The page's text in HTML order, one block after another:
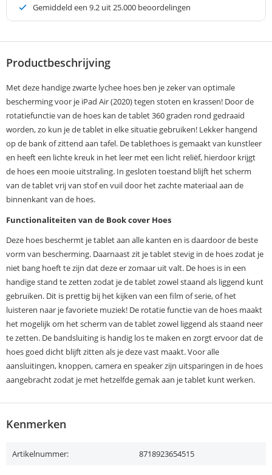
Gemiddeld een 9.2 uit 25.000 beoordelingen
Productbeschrijving
Met deze handige zwarte lychee hoes ben je zeker van optimale
bescherming voor je iPad Air (2020) tegen stoten en krassen! Door de
rotatiefunctie van de hoes kan de tablet 360 graden rond gedraaid
worden, zo kun je de tablet in elke situatie gebruiken! Lekker hangend
op de bank of zittend aan tafel. De tablethoes is gemaakt van kunstleer
en heeft een lichte kreuk in het leer met een licht reliëf, hierdoor krijgt
de hoes een mooie uitstraling. In gesloten toestand blijft het scherm
van de tablet vrij van stof en vuil door het zachte materiaal aan de
binnenkant van de hoes.
Functionaliteiten van de Book cover Hoes
Deze hoes beschermt je tablet aan alle kanten en is daardoor de beste
vorm van bescherming. Daarnaast zit je tablet stevig in de hoes zodat je
niet bang hoeft te zijn dat deze er zomaar uit valt. De hoes is in een
handige stand te zetten zodat je de tablet zowel staand als liggend kunt
gebruiken. Dit is prettig bij het kijken van een film of serie, of het
luisteren naar je favoriete muziek! De rotatie functie van de hoes maakt
het mogelijk om het scherm van de tablet zowel liggend als staand neer
te zetten. De bandsluiting is handig los te maken en zorgt ervoor dat de
hoes goed dicht blijft zitten als je deze vast maakt. Voor alle
aansluitingen, knoppen, camera en speaker zijn uitsparingen in de hoes
aangebracht zodat je met hetzelfde gemak aan je tablet kunt werken.
Kenmerken
Artikelnummer: 8718923654515